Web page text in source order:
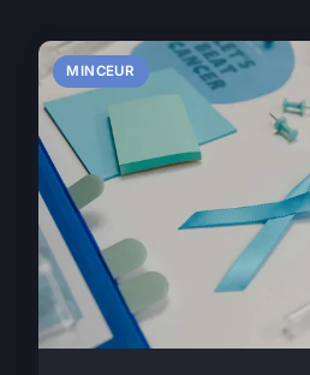
MINCEUR